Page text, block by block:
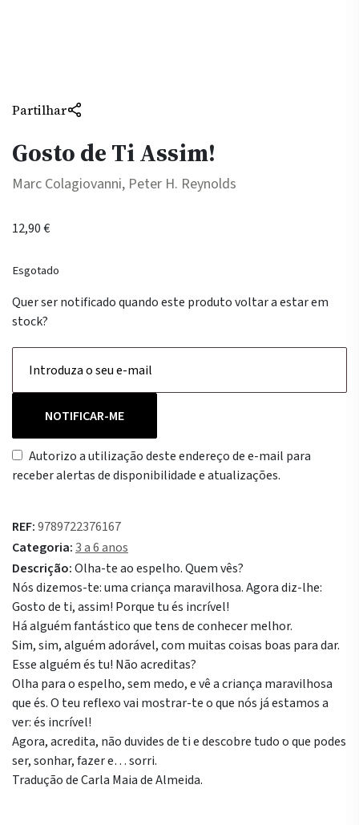
Partilhar
Gosto de Ti Assim!
Marc Colagiovanni, Peter H. Reynolds
12,90€
Esgotado
Quer ser notificado quando este produto voltar a estar em
stock?
NOTIFICAR-ME
Autorizo a utilização deste endereço de e-mail para
receber alertas de disponibilidade e atualizações.
REF:9789722376167
Categoria:3 a 6 anos
Descrição:Olha-te ao espelho. Quem vês?
Nós dizemos-te: uma criança maravilhosa. Agora diz-lhe:
Gosto de ti, assim! Porque tu és incrível!
Há alguém fantástico que tens de conhecer melhor.
Sim, sim, alguém adorável, com muitas coisas boas para dar.
Esse alguém és tu! Não acreditas?
Olha para o espelho, sem medo, e vê a criança maravilhosa
que és. O teu reflexo vai mostrar-te o que nós já estamos a
ver: és incrível!
Agora, acredita, não duvides de ti e descobre tudo o que podes
ser, sonhar, fazer e… sorri.
Tradução de Carla Maia de Almeida.